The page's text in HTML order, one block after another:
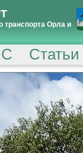
транспорта Орла и